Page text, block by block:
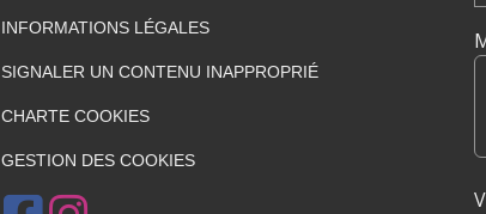
INFORMATIONS LÉGALES
SIGNALER UN CONTENU INAPPROPRIÉ
CHARTE COOKIES
GESTION DES COOKIES